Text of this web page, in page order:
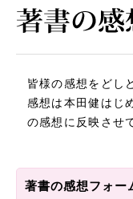
皆様の感想をどし
感想は本田健はじ
の感想に反映させ
著書の感想フォー